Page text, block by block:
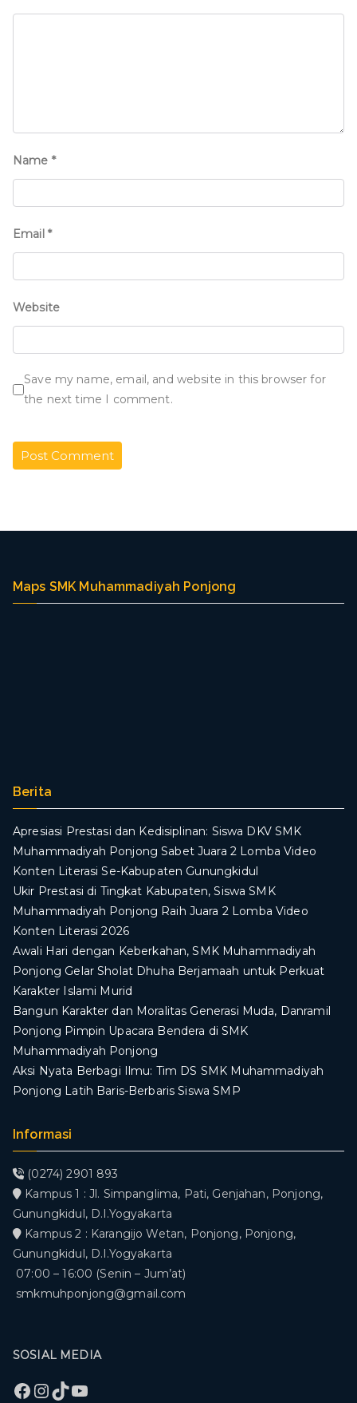
Name *
Email *
Website
Save my name, email, and website in this browser for
the next time I comment.
Maps SMK Muhammadiyah Ponjong
Berita
Apresiasi Prestasi dan Kedisiplinan: Siswa DKV SMK
Muhammadiyah Ponjong Sabet Juara 2 Lomba Video
Konten Literasi Se-Kabupaten Gunungkidul
Ukir Prestasi di Tingkat Kabupaten, Siswa SMK
Muhammadiyah Ponjong Raih Juara 2 Lomba Video
Konten Literasi 2026
Awali Hari dengan Keberkahan, SMK Muhammadiyah
Ponjong Gelar Sholat Dhuha Berjamaah untuk Perkuat
Karakter Islami Murid
Bangun Karakter dan Moralitas Generasi Muda, Danramil
Ponjong Pimpin Upacara Bendera di SMK
Muhammadiyah Ponjong
​Aksi Nyata Berbagi Ilmu: Tim DS SMK Muhammadiyah
Ponjong Latih Baris-Berbaris Siswa SMP
Informasi
(0274) 2901 893
Kampus 1 : Jl. Simpanglima, Pati, Genjahan, Ponjong,
Gunungkidul, D.I.Yogyakarta
Kampus 2 : Karangijo Wetan, Ponjong, Ponjong,
Gunungkidul, D.I.Yogyakarta
07:00 – 16:00 (Senin – Jum’at)
smkmuhponjong@gmail.com
SOSIAL MEDIA
Facebook
Instagram
TikTok
YouTube